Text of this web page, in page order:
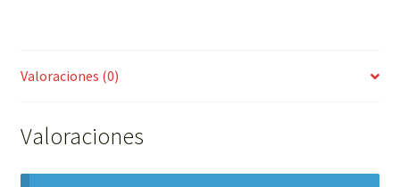
Valoraciones (0)
Valoraciones